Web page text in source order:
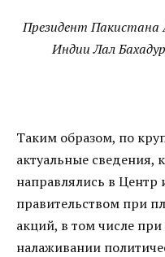
Президент
Индии Лал
Таким образом, по
актуальные сведения,
направлялись в Центр
правительством при
акций, в том числе
налаживании